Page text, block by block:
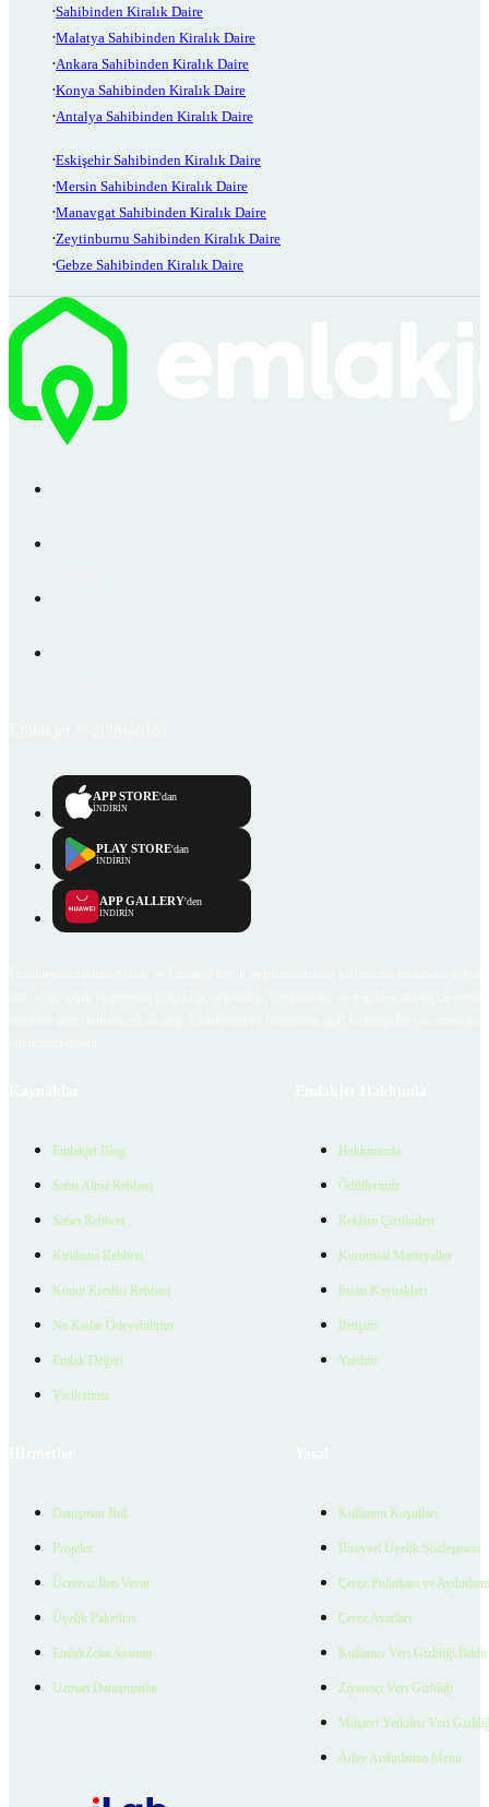
Sahibinden Kiralık Daire
Malatya Sahibinden Kiralık Daire
Ankara Sahibinden Kiralık Daire
Konya Sahibinden Kiralık Daire
Antalya Sahibinden Kiralık Daire
Eskişehir Sahibinden Kiralık Daire
Mersin Sahibinden Kiralık Daire
Manavgat Sahibinden Kiralık Daire
Zeytinburnu Sahibinden Kiralık Daire
Gebze Sahibinden Kiralık Daire
APP STORE'dan
İNDİRİN
PLAY STORE'dan
İNDİRİN
APP GALLERY'den
İNDİRİN
Emlakjet Blog
Satın Alma Rehberi
Satıcı Rehberi
Kiralama Rehberi
Konut Kredisi Rehberi
Ne Kadar Ödeyebilirim
Emlak Değeri
Verilerimiz
Hakkımızda
Ödüllerimiz
Reklam Çözümleri
Kurumsal Materyaller
İnsan Kaynakları
İletişim
Yardım
Danışman Bul
Projeler
Ücretsiz İlan Verin
Üyelik Paketleri
EmlakZeka Asistan
Uzman Danışmanlar
Kullanım Koşulları
Bireysel Üyelik Sözleşmesi
Çerez Politikası ve
Çerez Ayarları
Kullanıcı Veri Gizliliği
Ziyaretçi Veri Gizliliği
Müşteri Yetkilisi Veri
Aday Aydınlatma Metni